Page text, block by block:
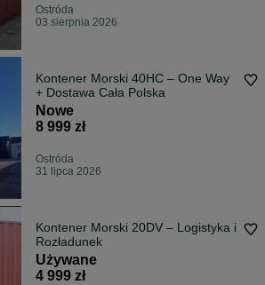
Ostróda
03 sierpnia 2026
Kontener Morski 40HC – One Way
+ Dostawa Cała Polska
Nowe
8 999 zł
Ostróda
31 lipca 2026
Kontener Morski 20DV – Logistyka i
Rozładunek
Używane
4 999 zł